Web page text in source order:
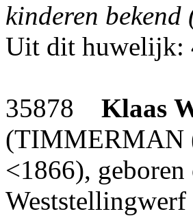
kinderen
Uit dit huwelijk:
35878 Klaas
(TIMMERMAN
<1866),